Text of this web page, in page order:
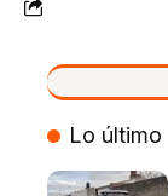
VIVO
Lo último